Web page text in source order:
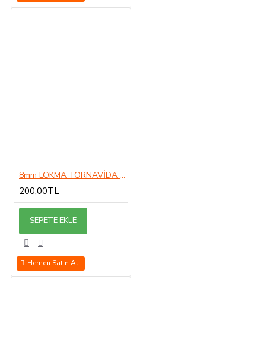
8mm LOKMA TORNAVİDA 8MM
200,00TL
SEPETE EKLE
Hemen Satın Al